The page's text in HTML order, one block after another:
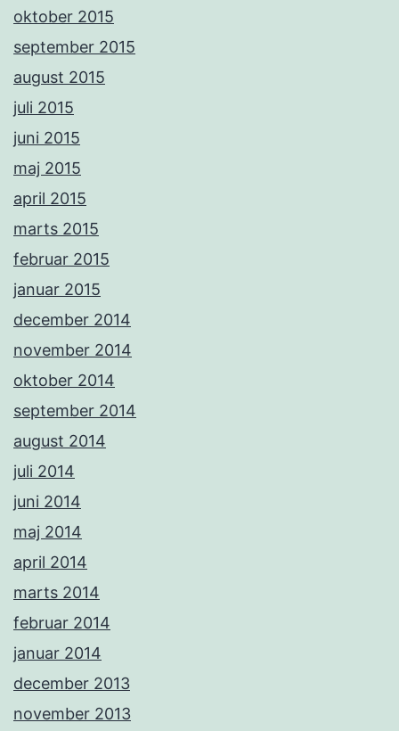
oktober 2015
september 2015
august 2015
juli 2015
juni 2015
maj 2015
april 2015
marts 2015
februar 2015
januar 2015
december 2014
november 2014
oktober 2014
september 2014
august 2014
juli 2014
juni 2014
maj 2014
april 2014
marts 2014
februar 2014
januar 2014
december 2013
november 2013